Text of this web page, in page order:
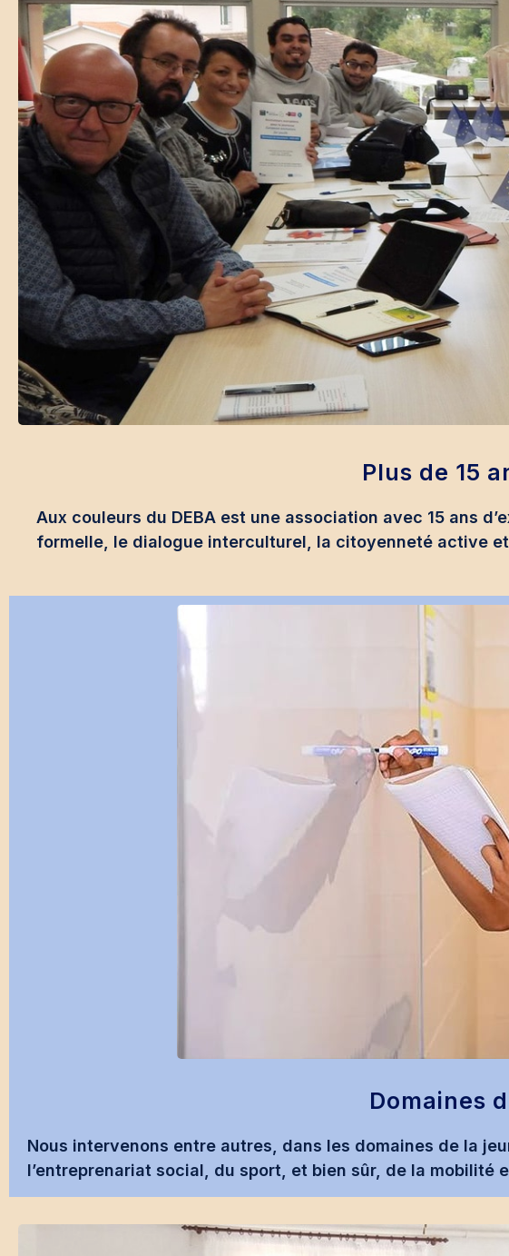
Plus de 15
Aux couleurs du DEBA est une association avec 15 ans
formelle, le dialogue interculturel, la citoyenneté active et
Domaines
Nous intervenons entre autres, dans les domaines de la
l’entreprenariat social, du sport, et bien sûr, de la mobilité